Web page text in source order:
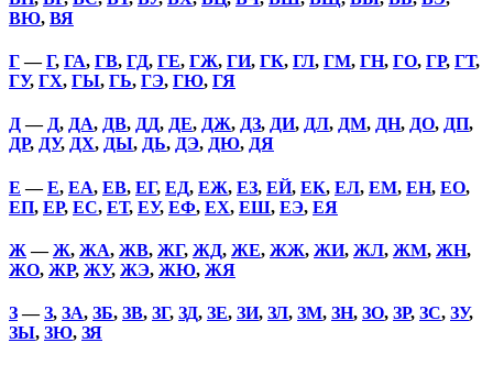
ВЮ, ВЯ
Г—Г, ГА, ГВ, ГД, ГЕ, ГЖ, ГИ, ГК, ГЛ, ГМ, ГН, ГО, ГР, ГТ,
ГУ, ГХ, ГЫ, ГЬ, ГЭ, ГЮ, ГЯ
Д— Д, ДА, ДВ, ДД, ДЕ, ДЖ, ДЗ, ДИ, ДЛ, ДМ, ДН, ДО, ДП,
ДР, ДУ, ДХ, ДЫ, ДЬ, ДЭ, ДЮ, ДЯ
Е —Е, ЕА, ЕВ, ЕГ, ЕД, ЕЖ, ЕЗ, ЕЙ, ЕК, ЕЛ, ЕМ, ЕН, ЕО,
ЕП, ЕР, ЕС, ЕТ, ЕУ, ЕФ, ЕХ, ЕШ, ЕЭ, ЕЯ
Ж —Ж, ЖА, ЖВ, ЖГ, ЖД, ЖЕ, ЖЖ, ЖИ, ЖЛ, ЖМ, ЖН,
ЖО, ЖР, ЖУ, ЖЭ, ЖЮ, ЖЯ
З—З, ЗА, ЗБ, ЗВ, ЗГ, ЗД, ЗЕ, ЗИ, ЗЛ, ЗМ, ЗН, ЗО, ЗР, ЗС, ЗУ,
ЗЫ, ЗЮ, ЗЯ